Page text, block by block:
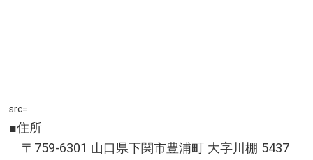
定山渓温泉 公式サイト
src=
■住所
〒759-6301 山口県下関市豊浦町 大字川棚 5437